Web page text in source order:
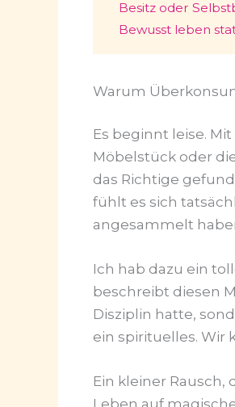
Besitz oder
Bewusst leben
Warum
Es beginnt leise.
Möbelstück oder
das Richtige
fühlt es sich
angesammelt
Ich hab dazu ein
beschreibt diesen
Disziplin hatte,
ein spirituelles. Wir
Ein kleiner